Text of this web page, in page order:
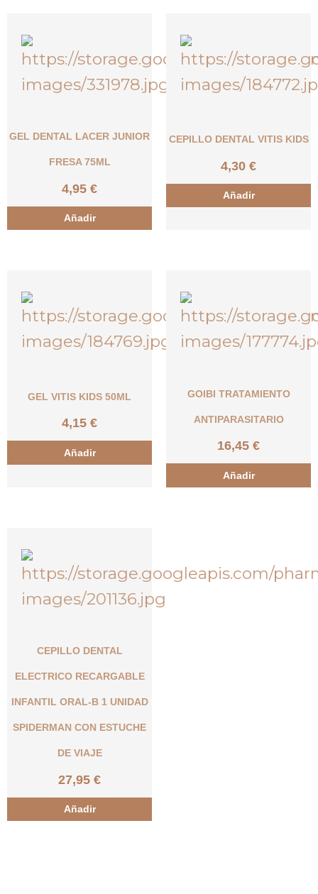
GEL DENTAL LACER JUNIOR
FRESA 75ML
4,95 €
Añadir
CEPILLO DENTAL VITIS KIDS
4,30 €
Añadir
GEL VITIS KIDS 50ML
4,15 €
Añadir
GOIBI TRATAMIENTO
ANTIPARASITARIO
16,45 €
Añadir
CEPILLO DENTAL
ELECTRICO RECARGABLE
INFANTIL ORAL-B 1 UNIDAD
SPIDERMAN CON ESTUCHE
DE VIAJE
27,95 €
Añadir